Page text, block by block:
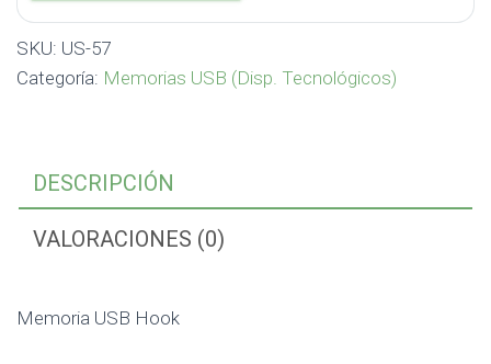
SKU: US-57
Categoría: Memorias USB (Disp. Tecnológicos)
DESCRIPCIÓN
VALORACIONES (0)
Memoria USB Hook